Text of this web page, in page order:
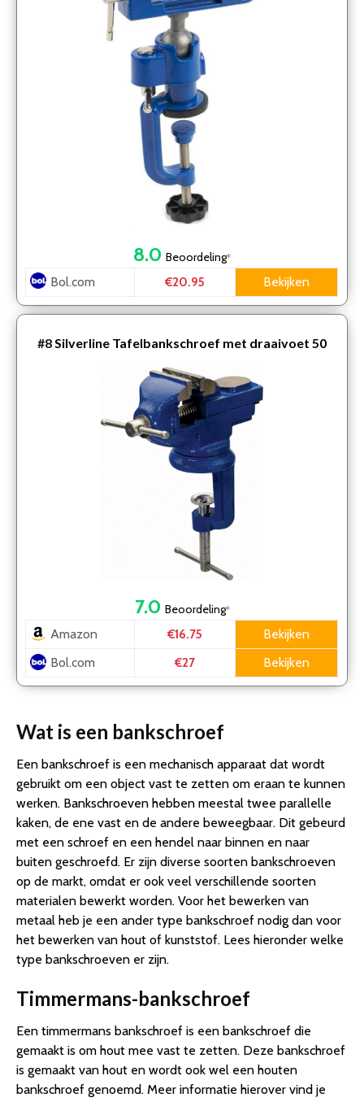
8.0 Beoordeling*
Bol.com €20.95 Bekijken
#8 Silverline Tafelbankschroef met draaivoet 50
mm
7.0 Beoordeling*
Amazon €16.75
Bekijken
Bol.com
€27 Bekijken
Wat is een bankschroef
Een bankschroef is een mechanisch apparaat dat wordt
gebruikt om een object vast te zetten om eraan te kunnen
werken. Bankschroeven hebben meestal twee parallelle
kaken, de ene vast en de andere beweegbaar. Dit gebeurd
met een schroef en een hendel naar binnen en naar
buiten geschroefd. Er zijn diverse soorten bankschroeven
op de markt, omdat er ook veel verschillende soorten
materialen bewerkt worden. Voor het bewerken van
metaal heb je een ander type bankschroef nodig dan voor
het bewerken van hout of kunststof. Lees hieronder welke
type bankschroeven er zijn.
Timmermans-bankschroef
Een timmermans bankschroef is een bankschroef die
gemaakt is om hout mee vast te zetten. Deze bankschroef
is gemaakt van hout en wordt ook wel een houten
bankschroef genoemd. Meer informatie hierover vind je